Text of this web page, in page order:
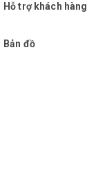
Hỗ trợ khách hàng
Bản đồ